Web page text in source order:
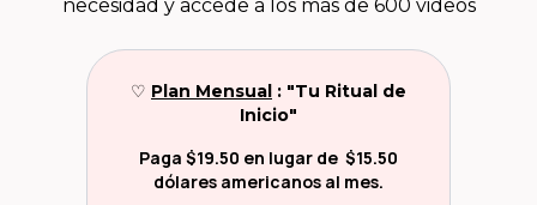
necesidad y accede a los más de 600 videos
♡ Plan Mensual : "Tu Ritual de
Inicio"
Paga $19.50 en lugar de $15.50
dólares americanos al mes.